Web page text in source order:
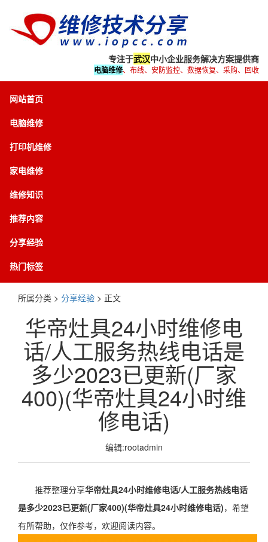
专注于武汉中小企业服务解决方案提供商
电脑维修、布线、安防监控、数据恢复、采购、回收
网站首页
电脑维修
打印机维修
家电维修
维修知识
推荐内容
分享经验
热门标签
所属分类 > 分享经验 > 正文
华帝灶具24小时维修电
话/人工服务热线电话是
多少2023已更新(厂家
400)(华帝灶具24小时维
修电话)
编辑:rootadmin
推荐整理分享华帝灶具24小时维修电话/人工服务热线电话
是多少2023已更新(厂家400)(华帝灶具24小时维修电话)，希望
有所帮助，仅作参考，欢迎阅读内容。